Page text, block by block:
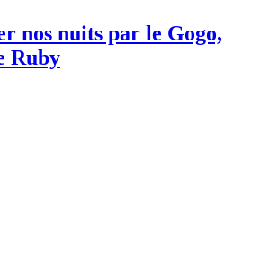
nos nuits par le Gogo,
Ruby